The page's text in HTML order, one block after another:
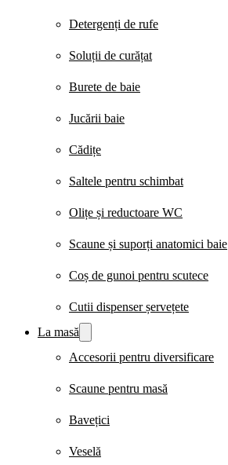
Detergenți de rufe
Soluții de curățat
Burete de baie
Jucării baie
Cădițe
Saltele pentru schimbat
Olițe și reductoare WC
Scaune și suporți anatomici baie
Coș de gunoi pentru scutece
Cutii dispenser șervețete
La masă
Accesorii pentru diversificare
Scaune pentru masă
Bavețici
Veselă